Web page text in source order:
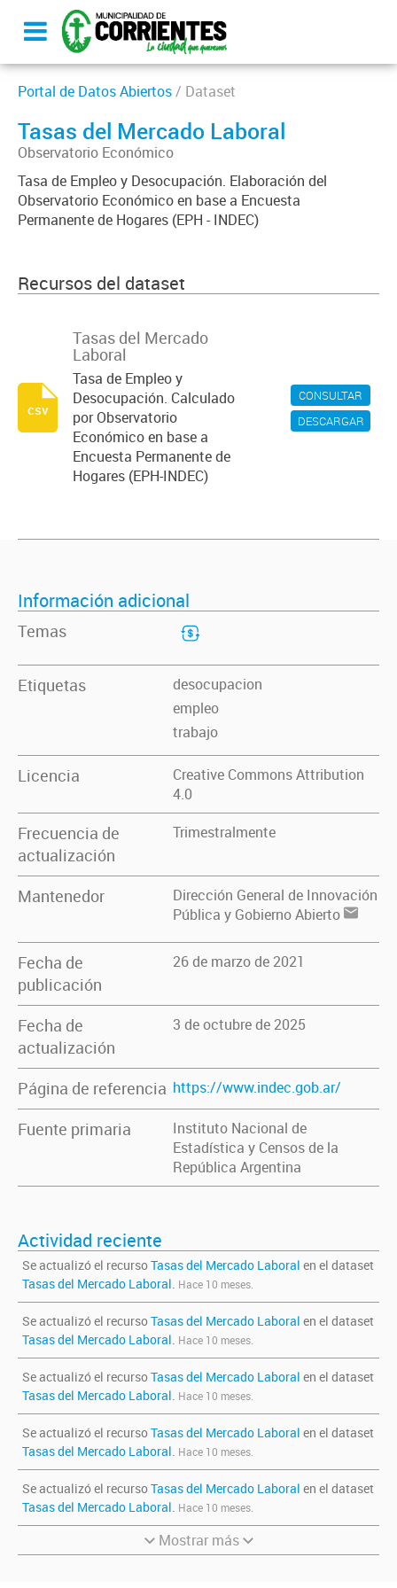
Portal de Datos Abiertos/ Dataset
Tasas del Mercado Laboral
Observatorio Económico
Tasa de Empleo y Desocupación. Elaboración del
Observatorio Económico en base a Encuesta
Permanente de Hogares (EPH - INDEC)
Recursos del dataset
CONSULTAR
DESCARGAR
Tasas del Mercado
Laboral
Tasa de Empleo y
Desocupación. Calculado
por Observatorio
Económico en base a
Encuesta Permanente de
Hogares (EPH-INDEC)
csv
Información adicional
Temas
Etiquetas
desocupacion
empleo
trabajo
Licencia
Creative Commons Attribution
4.0
Frecuencia de
actualización
Trimestralmente
Mantenedor
Dirección General de Innovación
Pública y Gobierno Abierto
Fecha de
publicación
26 de marzo de 2021
Fecha de
actualización
3 de octubre de 2025
Página de referencia https://www.indec.gob.ar/
Fuente primaria
Instituto Nacional de
Estadística y Censos de la
República Argentina
Actividad reciente
Se actualizó el recursoTasas del Mercado Laboral en el dataset
Tasas del Mercado Laboral. Hace 10 meses.
Se actualizó el recursoTasas del Mercado Laboral en el dataset
Tasas del Mercado Laboral. Hace 10 meses.
Se actualizó el recursoTasas del Mercado Laboral en el dataset
Tasas del Mercado Laboral. Hace 10 meses.
Se actualizó el recursoTasas del Mercado Laboral en el dataset
Tasas del Mercado Laboral. Hace 10 meses.
Se actualizó el recursoTasas del Mercado Laboral en el dataset
Tasas del Mercado Laboral. Hace 10 meses.
Mostrar más